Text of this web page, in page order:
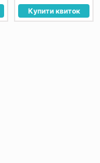
Купити квиток